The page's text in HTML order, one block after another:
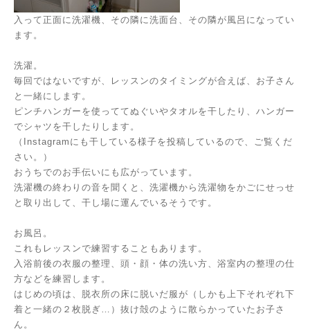
入って正面に洗濯機、その隣に洗面台、その隣が風呂になってい
ます。
洗濯。
毎回ではないですが、レッスンのタイミングが合えば、お子さん
と一緒にします。
ピンチハンガーを使っててぬぐいやタオルを干したり、ハンガー
でシャツを干したりします。
（Instagramにも干している様子を投稿しているので、ご覧くだ
さい。）
おうちでのお手伝いにも広がっています。
洗濯機の終わりの音を聞くと、洗濯機から洗濯物をかごにせっせ
と取り出して、干し場に運んでいるそうです。
お風呂。
これもレッスンで練習することもあります。
入浴前後の衣服の整理、頭・顔・体の洗い方、浴室内の整理の仕
方などを練習します。
はじめの頃は、脱衣所の床に脱いだ服が（しかも上下それぞれ下
着と一緒の２枚脱ぎ…）抜け殻のように散らかっていたお子さ
ん。